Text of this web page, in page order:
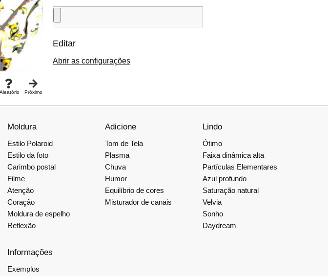
Aleatório Próximo
Editar
Abrir as configurações
Moldura
Estilo Polaroid
Estilo da foto
Carimbo postal
Filme
Atenção
Coração
Moldura de espelho
Reflexão
Adicione
Tom de Tela
Plasma
Chuva
Humor
Equilíbrio de cores
Misturador de canais
Lindo
Ótimo
Faixa dinâmica alta
Partículas Elementares
Azul profundo
Saturação natural
Velvia
Sonho
Daydream
Informações
Exemplos